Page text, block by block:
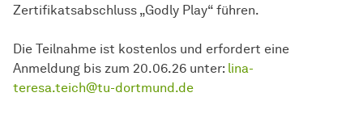
Zertifikatsabschluss „Godly Play“ führen.
Die Teilnahme ist kostenlos und erfordert eine
Anmeldung bis zum 20.06.26 unter: lina-
teresa.teich@tu-dortmund.de